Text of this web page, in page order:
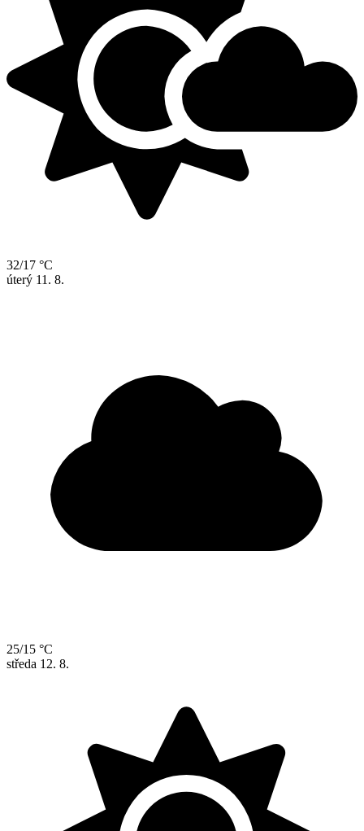
32/17 °C
úterý 11. 8.
25/15 °C
středa 12. 8.